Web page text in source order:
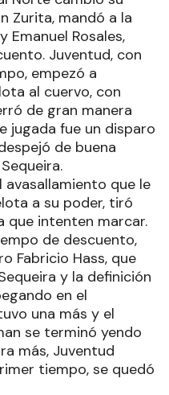
Zurita, mandó a la
Emanuel Rosales,
Juventud, con
empezó a
al cuervo, con
de gran manera
jugada fue un disparo
de buena
que le
a su poder, tiró
que intenten marcar.
de descuento,
Fabricio Hass, que
y la definición
en el
una más y el
se terminó yendo
más, Juventud
tiempo, se quedó